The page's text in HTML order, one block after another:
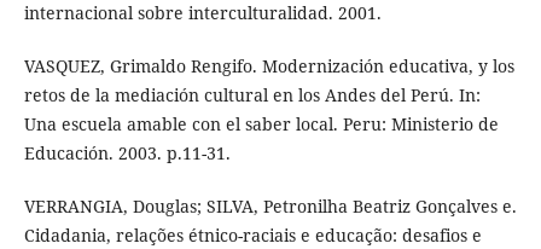
internacional sobre interculturalidad. 2001.
VASQUEZ, Grimaldo Rengifo. Modernización educativa, y los
retos de la mediación cultural en los Andes del Perú. In:
Una escuela amable con el saber local. Peru: Ministerio de
Educación. 2003. p.11-31.
VERRANGIA, Douglas; SILVA, Petronilha Beatriz Gonçalves e.
Cidadania, relações étnico-raciais e educação: desafios e